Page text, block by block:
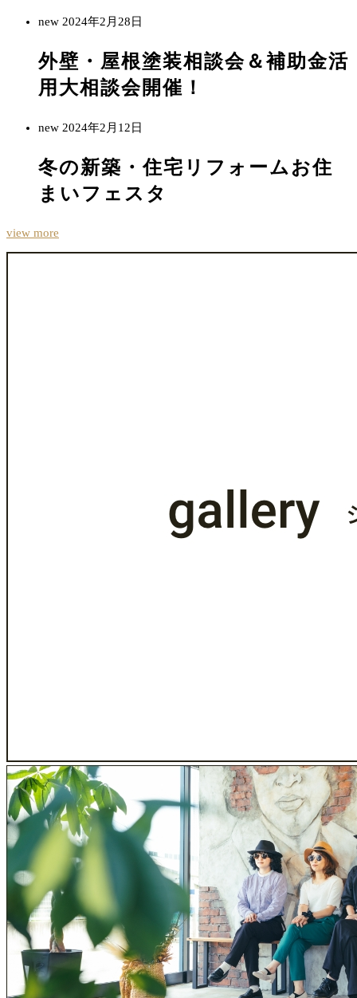
new 2024年2月28日
外壁・屋根塗装相談会＆補助金活
用大相談会開催！
new 2024年2月12日
冬の新築・住宅リフォームお住
まいフェスタ
view more